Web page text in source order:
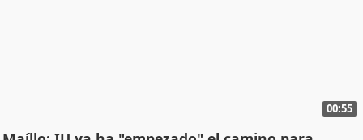
00:55